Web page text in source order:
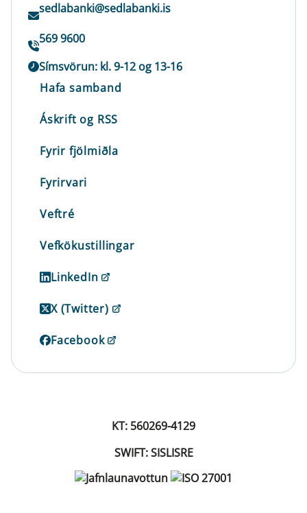
sedlabanki@sedlabanki.is
569 9600
Símsvörun: kl. 9-12 og 13-16
Hafa samband
Áskrift og RSS
Fyrir fjölmiðla
Fyrirvari
Veftré
Vefkökustillingar
LinkedIn
X (Twitter)
Facebook
KT: 560269-4129
SWIFT: SISLISRE